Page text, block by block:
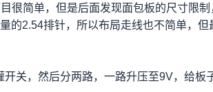
很简单，但是后面发现面包板的尺寸限
的2.54排针，所以布局走线也不简单，但
关，然后分两路，一路升压至9V，给板